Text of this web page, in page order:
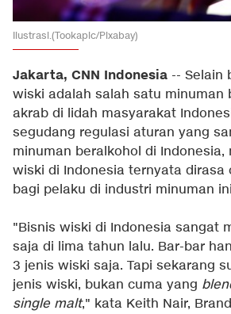
Ilustrasi.(Tookapic/Pixabay)
Jakarta, CNN Indonesia -- Selain
wiski adalah salah satu minuman
akrab di lidah masyarakat
segudang regulasi aturan yang
minuman beralkohol di Indonesia,
wiski di Indonesia ternyata dirasa
bagi pelaku di industri minuman
"Bisnis wiski di Indonesia sangat
saja di lima tahun lalu. Bar-bar
3 jenis wiski saja. Tapi sekarang
jenis wiski, bukan cuma yang
single malt," kata Keith Nair,